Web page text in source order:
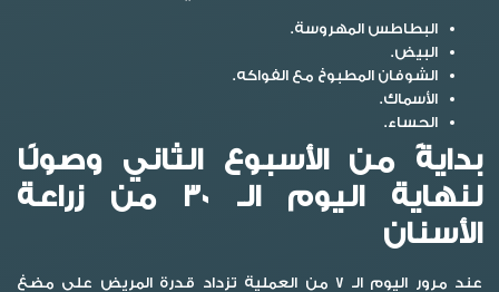
البطاطس المهروسة.
البيض.
الشوفان المطبوخ مع الفواكه.
الأسماك.
الحساء.
بدايةً من الأسبوع الثاني وصولًا
لنهاية اليوم الـ 30 من زراعة
الأسنان
عند مرور اليوم الـ 7 من العملية تزداد قدرة المريض على مضغ